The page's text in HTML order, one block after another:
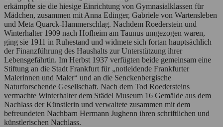
erkämpfte sie die hiesige Einrichtung von Gymnasialklassen für
Mädchen, zusammen mit Anna Edinger, Gabriele von Wartensleben
und Meta Quarck-Hammerschlag. Nachdem Roederstein und
Winterhalter 1909 nach Hofheim am Taunus umgezogen waren,
ging sie 1911 in Ruhestand und widmete sich fortan hauptsächlich
der Finanzführung des Haushalts zur Unterstützung ihrer
Lebensgefährtin. Im Herbst 1937 verfügten beide gemeinsam eine
Stiftung an die Stadt Frankfurt für „notleidende Frankfurter
Malerinnen und Maler“ und an die Senckenbergische
Naturforschende Gesellschaft. Nach dem Tod Roedersteins
vermachte Winterhalter dem Städel Museum 16 Gemälde aus dem
Nachlass der Künstlerin und verwaltete zusammen mit dem
befreundeten Nachbarn Hermann Jughenn ihren schriftlichen und
künstlerischen Nachlass.